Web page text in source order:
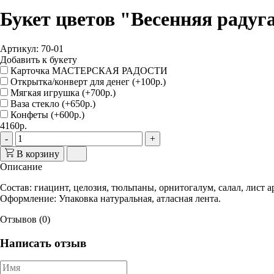
Букет цветов "Весенняя
Артикул: 70-01
Добавить к букету
Карточка МАСТЕРСКАЯ РАДОСТИ
Открытка/конверт для денег (+100р.)
Мягкая игрушка (+700р.)
Ваза стекло (+650р.)
Конфеты (+600р.)
4160р.
-
+
В корзину
Описание
Состав: гиацинт, целозия, тюльпаны, орнитогалум, салал, лист
Оформление: Упаковка натуральная, атласная лента.
Отзывов (0)
Написать отзыв